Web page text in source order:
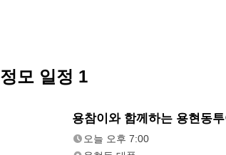
정모 일정 1
용참이와 함께하는 용현동투
오늘 오후 7:00